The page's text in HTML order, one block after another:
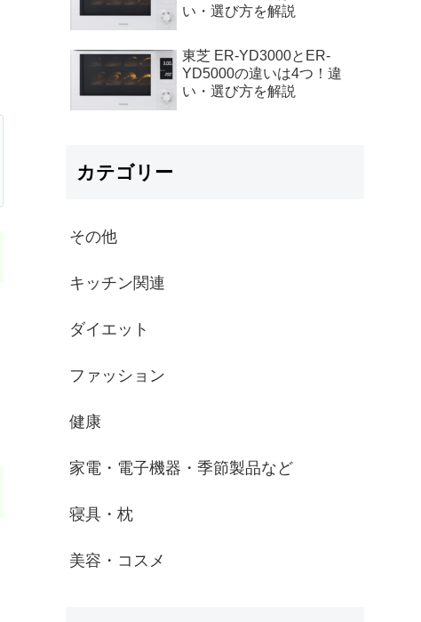
い・選び方を解説
東芝 ER-YD3000とER-
YD5000の違いは4つ！違
い・選び方を解説
カテゴリー
その他
キッチン関連
ダイエット
ファッション
健康
家電・電子機器・季節製品など
寝具・枕
美容・コスメ